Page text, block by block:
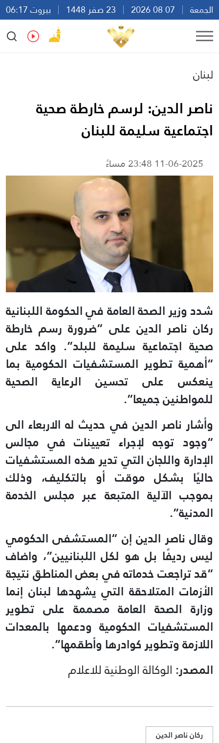
الجمعة
بيروت 06:17
Ar
En Fr Es
لبنان
ناصر الدين: لرسم خارطة صحية
اجتماعية سليمة للبنان
11-06-2025 23:48 مساءً
شدد وزير الصحة العامة في الحكومة اللبنانية
ركان ناصر الدين على “ضرورة رسم خارطة
صحية اجتماعية سليمة للبلد”. واكد على
“أهمية تطوير المستشفيات الحكومية بما
ينعكس على تحسين الرعاية الصحية
للمواطنين جميعا”.
وأشار ناصر الدين في حديث له الاربعاء الى
“وجود توجه لإجراء تعيينات في مجالس
الإدارة واللجان التي تدير هذه المستشفيات
حاليًا بشكل موقت أو بالتكليف، وذلك
بموجب الآلية المتبعة عبر مجلس الخدمة
المدنية”.
وقال ناصر الدين إن “المستشفى الحكومي
ليس رديفًا بل هو لكل اللبنانيين”، واضاف
“قد تراجعت خدماته في بعض المناطق نتيجة
الأزمات المتلاحقة التي يشهدها لبنان إنما
وزارة الصحة العامة مصممة على تطوير
المستشفيات الحكومية ودعمها بالمعدات
اللازمة وتطوير كوادرها وأطقمها”.
المصدر: الوكالة الوطنية للاعلام
ركان ناصر الدين